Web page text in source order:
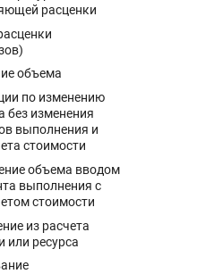
расценки
объема
по изменению
без изменения
выполнения и
стоимости
объема вводом
выполнения с
стоимости
из расчета
или ресурса